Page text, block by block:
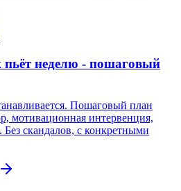
пьёт неделю - пошаговый
Пошаговый план
мотивационная интервенция,
Без скандалов, с конкретными